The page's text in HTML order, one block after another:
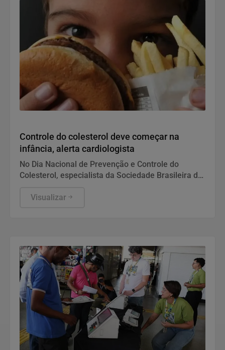
Controle do colesterol deve começar na
infância, alerta cardiologista
No Dia Nacional de Prevenção e Controle do
Colesterol, especialista da Sociedade Brasileira de
anos, alimentação equilibrada e atividade física.
Visualizar